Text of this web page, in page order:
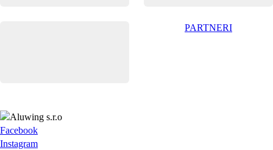
PARTNERI
Facebook
Instagram